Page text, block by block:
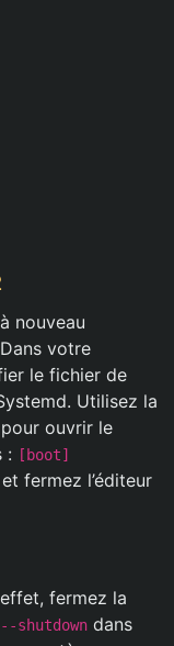
nouveau
votre
le fichier de
Utilisez la
pour ouvrir le
:
[boot]
fermez l’éditeur
fermez la
shutdown dans